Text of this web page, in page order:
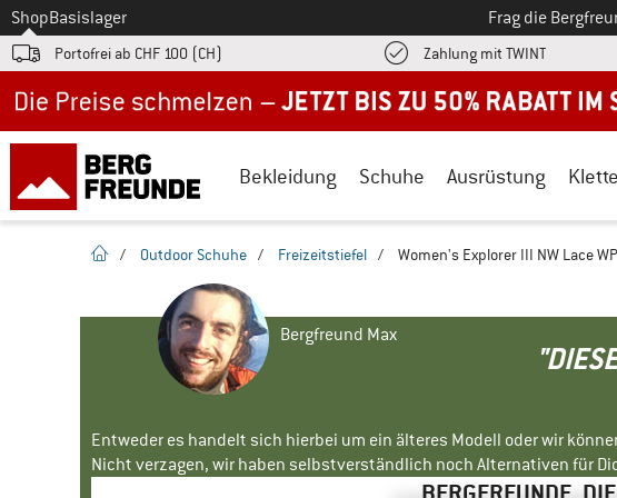
Zum
ShopBasislager Frag die
Portofrei ab CHF 100 (CH) Zahlung mit TWINTFinde die
Bekleidung Schuhe Ausrüstung
Startseite
/ Outdoor Schuhe / Freizeitstiefel / Women's Explorer III NW Lace
Bergfreund Max
Entweder es handelt sich hierbei um ein älteres Modell oder wir
Nicht verzagen, wir haben selbstverständlich noch Alternativen für